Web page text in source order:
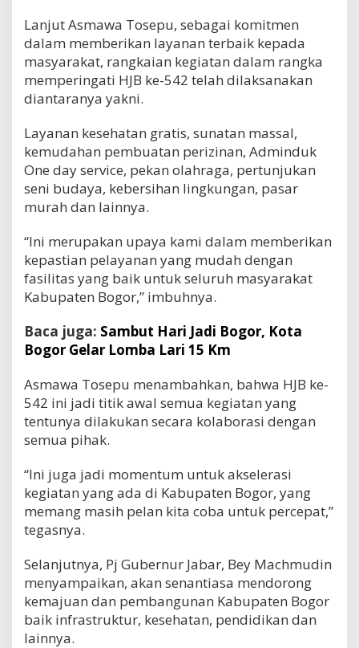
Lanjut Asmawa Tosepu, sebagai komitmen
dalam memberikan layanan terbaik kepada
masyarakat, rangkaian kegiatan dalam rangka
memperingati HJB ke-542 telah dilaksanakan
diantaranya yakni.
Layanan kesehatan gratis, sunatan massal,
kemudahan pembuatan perizinan, Adminduk
One day service, pekan olahraga, pertunjukan
seni budaya, kebersihan lingkungan, pasar
murah dan lainnya.
“Ini merupakan upaya kami dalam memberikan
kepastian pelayanan yang mudah dengan
fasilitas yang baik untuk seluruh masyarakat
Kabupaten Bogor,” imbuhnya.
Baca juga: Sambut Hari Jadi Bogor, Kota
Bogor Gelar Lomba Lari 15 Km
Asmawa Tosepu menambahkan, bahwa HJB ke-
542 ini jadi titik awal semua kegiatan yang
tentunya dilakukan secara kolaborasi dengan
semua pihak.
“Ini juga jadi momentum untuk akselerasi
kegiatan yang ada di Kabupaten Bogor, yang
memang masih pelan kita coba untuk percepat,”
tegasnya.
Selanjutnya, Pj Gubernur Jabar, Bey Machmudin
menyampaikan, akan senantiasa mendorong
kemajuan dan pembangunan Kabupaten Bogor
baik infrastruktur, kesehatan, pendidikan dan
lainnya.